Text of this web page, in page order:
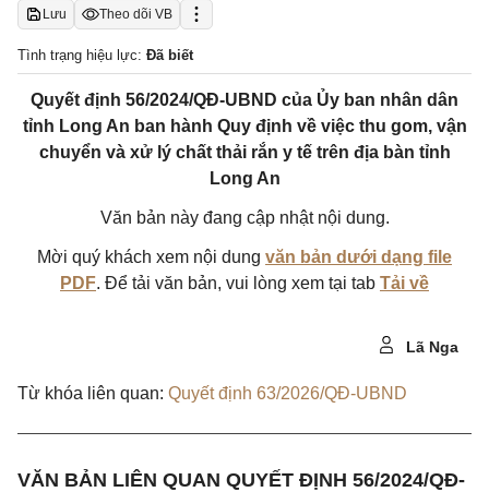
Lưu Theo dõi VB
Tình trạng hiệu lực: Đã biết
Quyết định 56/2024/QĐ-UBND của Ủy ban nhân dân
tỉnh Long An ban hành Quy định về việc thu gom, vận
chuyển và xử lý chất thải rắn y tế trên địa bàn tỉnh
Long An
Văn bản này đang cập nhật nội dung.
Mời quý khách xem nội dung văn bản dưới dạng file
PDF. Để tải văn bản, vui lòng xem tại tab Tải về
Lã Nga
Từ khóa liên quan: Quyết định 63/2026/QĐ-UBND
VĂN BẢN LIÊN QUAN QUYẾT ĐỊNH 56/2024/QĐ-